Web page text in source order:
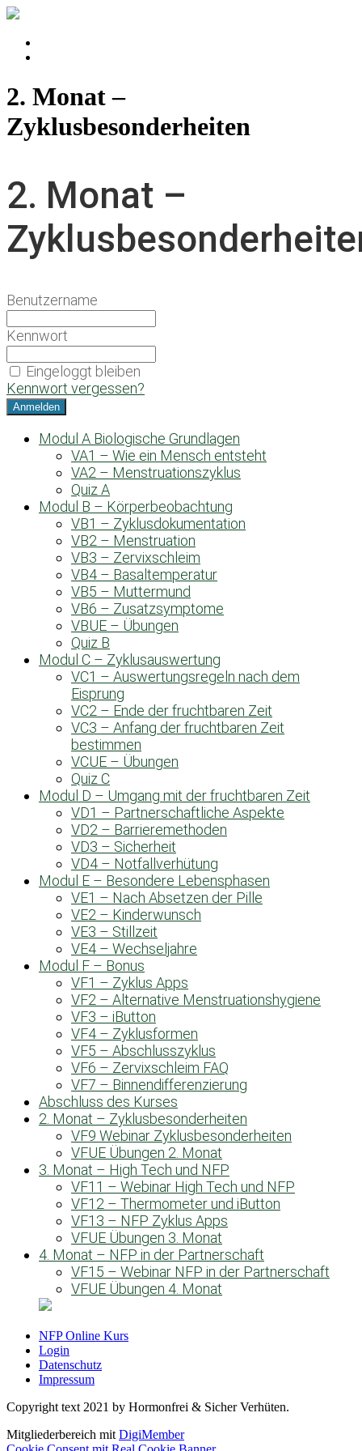
2. Monat –
Zyklusbesonderheiten
2. Monat –
Benutzername
Kennwort
Eingeloggt bleiben
Kennwort vergessen?
Modul A Biologische Grundlagen
VA1 – Wie ein Mensch entsteht
VA2 – Menstruationszyklus
Quiz A
Modul B – Körperbeobachtung
VB1 – Zyklusdokumentation
VB2 – Menstruation
VB3 – Zervixschleim
VB4 – Basaltemperatur
VB5 – Muttermund
VB6 – Zusatzsymptome
VBUE – Übungen
Quiz B
Modul C – Zyklusauswertung
VC1 – Auswertungsregeln nach dem
Eisprung
VC2 – Ende der fruchtbaren Zeit
VC3 – Anfang der fruchtbaren Zeit
bestimmen
VCUE – Übungen
Quiz C
Modul D – Umgang mit der fruchtbaren Zeit
VD1 – Partnerschaftliche Aspekte
VD2 – Barrieremethoden
VD3 – Sicherheit
VD4 – Notfallverhütung
Modul E – Besondere Lebensphasen
VE1 – Nach Absetzen der Pille
VE2 – Kinderwunsch
VE3 – Stillzeit
VE4 – Wechseljahre
Modul F – Bonus
VF1 – Zyklus Apps
VF2 – Alternative Menstruationshygiene
VF3 – iButton
VF4 – Zyklusformen
VF5 – Abschlusszyklus
VF6 – Zervixschleim FAQ
VF7 – Binnendifferenzierung
Abschluss des Kurses
2. Monat – Zyklusbesonderheiten
VF9 Webinar Zyklusbesonderheiten
VFUE Übungen 2. Monat
3. Monat – High Tech und NFP
VF11 – Webinar High Tech und NFP
VF12 – Thermometer und iButton
VF13 – NFP Zyklus Apps
VFUE Übungen 3. Monat
4. Monat – NFP in der Partnerschaft
VF15 – Webinar NFP in der Partnerschaft
VFUE Übungen 4. Monat
NFP Online Kurs
Login
Datenschutz
Impressum
Copyright text 2021 by Hormonfrei & Sicher Verhüten.
Mitgliederbereich mit DigiMember